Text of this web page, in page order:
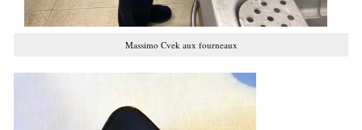
Massimo Cvek aux fourneaux